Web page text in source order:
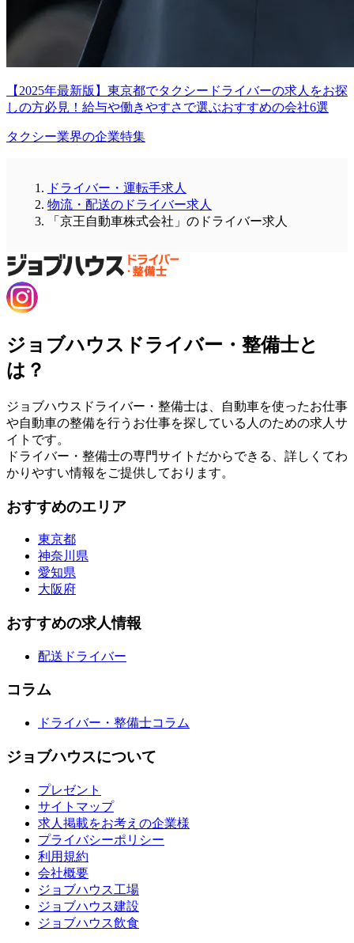
【2025年最新版】東京都でタクシードライバーの求人をお探
しの方必見！給与や働きやすさで選ぶおすすめの会社6選
タクシー業界の企業特集
ドライバー・運転手求人
物流・配送のドライバー求人
「京王自動車株式会社」のドライバー求人
ジョブハウスドライバー・整備士と
は？
ジョブハウスドライバー・整備士は、自動車を使ったお仕事
や自動車の整備を行うお仕事を探している人のための求人サ
イトです。
ドライバー・整備士の専門サイトだからできる、詳しくてわ
かりやすい情報をご提供しております。
おすすめのエリア
東京都
神奈川県
愛知県
大阪府
おすすめの求人情報
配送ドライバー
コラム
ドライバー・整備士コラム
ジョブハウスについて
プレゼント
サイトマップ
求人掲載をお考えの企業様
プライバシーポリシー
利用規約
会社概要
ジョブハウス工場
ジョブハウス建設
ジョブハウス飲食